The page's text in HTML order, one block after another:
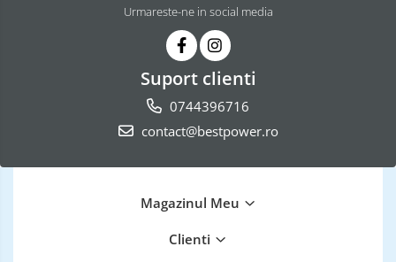
Urmareste-ne in social media
Suport clienti
0744396716
contact@bestpower.ro
Magazinul Meu
Clienti